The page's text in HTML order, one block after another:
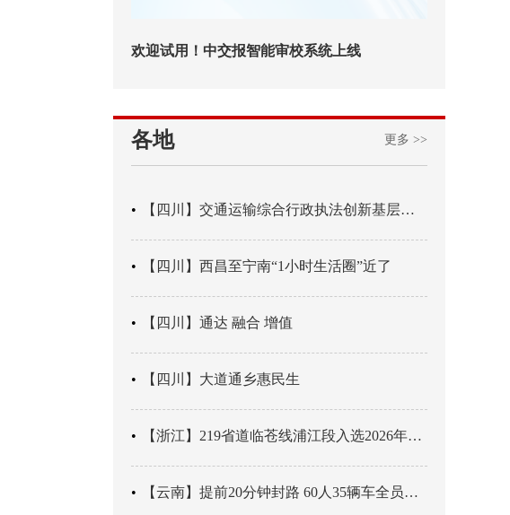
欢迎试用！中交报智能审校系统上线
各地 更多 >>
【四川】交通运输综合行政执法创新基层辖区治理“4+3” 新模式
【四川】西昌至宁南“1小时生活圈”近了
【四川】通达 融合 增值
【四川】大道通乡惠民生
【浙江】219省道临苍线浦江段入选2026年度美丽公路项目展示交流活动名单
【云南】提前20分钟封路 60人35辆车全员平安